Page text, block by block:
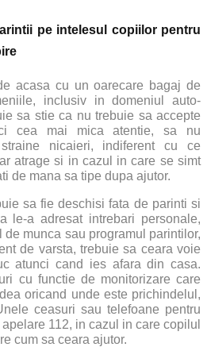
pe intelesul copiilor pentru
acasa cu un oarecare bagaj de
inclusiv in domeniul auto-
sa stie ca nu trebuie sa accepte
cea mai mica atentie, sa nu
nicaieri, indiferent cu ce
atrage si in cazul in care se simt
de mana sa tipe dupa ajutor.
sa fie deschisi fata de parinti si
le-a adresat intrebari personale,
de munca sau programul parintilor,
de varsta, trebuie sa ceara voie
atunci cand ies afara din casa.
cu functie de monitorizare care
oricand unde este prichindelul,
ceasuri sau telefoane pentru
112, in cazul in care copilul
cum sa ceara ajutor.